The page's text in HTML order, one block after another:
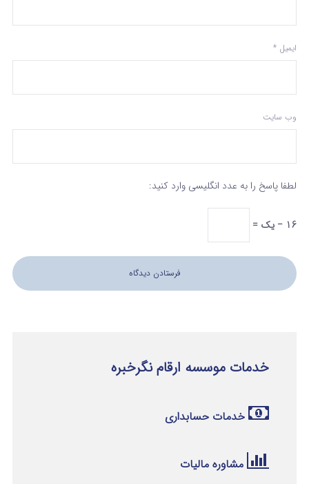
ایمیل *
وب‌ سایت
لطفا پاسخ را به عدد انگلیسی وارد کنید:
16 − یک =
خدمات موسسه ارقام نگرخبره
خدمات حسابداری
مشاوره مالیات